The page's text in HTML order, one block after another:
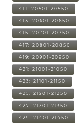
411: 20501-20550
413: 20601-20650
415: 20701-20750
417: 20801-20850
419: 20901-20950
421: 21001-21050
423: 21101-21150
425: 21201-21250
427: 21301-21350
429: 21401-21450